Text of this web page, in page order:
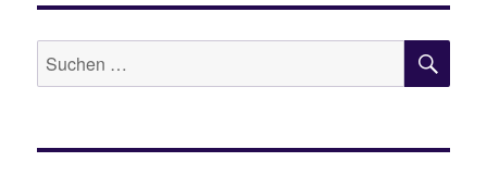
Suche
nach: